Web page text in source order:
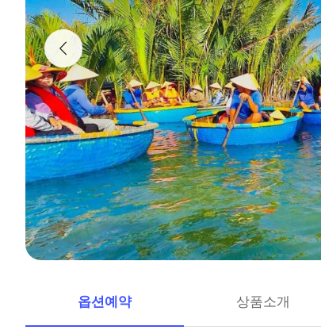
옵션예약 상품소개